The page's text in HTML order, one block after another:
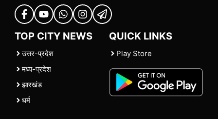
TOP CITY NEWS
उत्तर-प्रदेश
मध्य-प्रदेश
झारखंड
धर्म
QUICK LINKS
Play Store